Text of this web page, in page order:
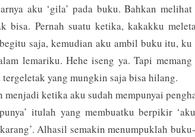
aku ‘gila’ pada buku. Bahkan
bisa. Pernah suatu ketika, kakakku
saja, kemudian aku ambil buku itu, ku
lemariku. Hehe iseng ya. Tapi
yang mungkin saja bisa hilang.
ketika aku sudah mempunyai
itulah yang membuatku berpikir
Alhasil semakin menumpuklah